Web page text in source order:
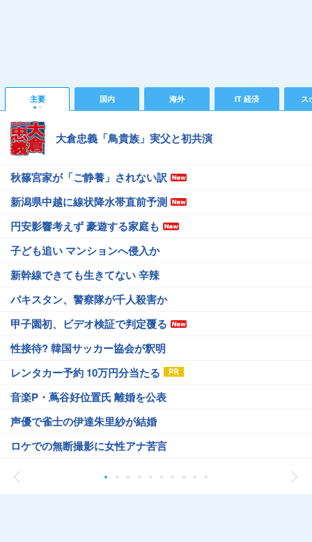
主要 国内 海外 IT 経済 ス
大倉忠義「鳥貴族」実父と初共演
秋篠宮家が「ご静養」されない訳
新潟県中越に線状降水帯直前予測
円安影響考えず 豪遊する家庭も
子ども追い マンションへ侵入か
新幹線できても生きてない 辛辣
パキスタン、警察隊が千人殺害か
甲子園初、ビデオ検証で判定覆る
性接待? 韓国サッカー協会が釈明
レンタカー予約 10万円分当たる
音楽P・蔦谷好位置氏 離婚を公表
声優で雀士の伊達朱里紗が結婚
ロケでの無断撮影に女性アナ苦言